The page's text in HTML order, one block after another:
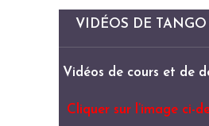
VIDÉOS DE
Vidéos de cours et de
Cliquer sur l’image ci-